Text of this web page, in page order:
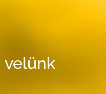
velünk